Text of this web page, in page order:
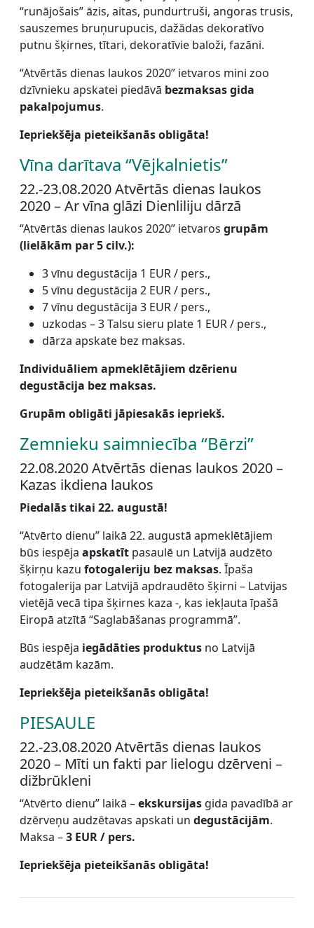
“runājošais” āzis, aitas, pundurtruši, angoras trusis,
sauszemes bruņurupucis, dažādas dekoratīvo
putnu šķirnes, tītari, dekoratīvie baloži, fazāni.
“Atvērtās dienas laukos 2020” ietvaros mini zoo
dzīvnieku apskatei piedāvā bezmaksas gida
pakalpojumus.
Iepriekšēja pieteikšanās obligāta!
Vīna darītava “Vējkalnietis”
22.-23.08.2020 Atvērtās dienas laukos
2020 – Ar vīna glāzi Dienliliju dārzā
“Atvērtās dienas laukos 2020” ietvaros grupām
(lielākām par 5 cilv.):
3 vīnu degustācija 1 EUR / pers.,
5 vīnu degustācija 2 EUR / pers.,
7 vīnu degustācija 3 EUR / pers.,
uzkodas – 3 Talsu sieru plate 1 EUR / pers.,
dārza apskate bez maksas.
Individuāliem apmeklētājiem dzērienu
degustācija bez maksas.
Grupām obligāti jāpiesakās iepriekš.
Zemnieku saimniecība “Bērzi”
22.08.2020 Atvērtās dienas laukos 2020 –
Kazas ikdiena laukos
Piedalās tikai 22. augustā!
“Atvērto dienu” laikā 22. augustā apmeklētājiem
būs iespēja apskatīt pasaulē un Latvijā audzēto
šķirņu kazu fotogaleriju bez maksas. Īpaša
fotogalerija par Latvijā apdraudēto šķirni – Latvijas
vietējā vecā tipa šķirnes kaza -, kas iekļauta īpašā
Eiropā atzītā “Saglabāšanas programmā”.
Būs iespēja iegādāties produktus no Latvijā
audzētām kazām.
Iepriekšēja pieteikšanās obligāta!
PIESAULE
22.-23.08.2020 Atvērtās dienas laukos
2020 – Mīti un fakti par lielogu dzērveni –
dižbrūkleni
“Atvērto dienu” laikā –ekskursijas gida pavadībā ar
dzērveņu audzētavas apskati un degustācijām.
Maksa –3 EUR / pers.
Iepriekšēja pieteikšanās obligāta!